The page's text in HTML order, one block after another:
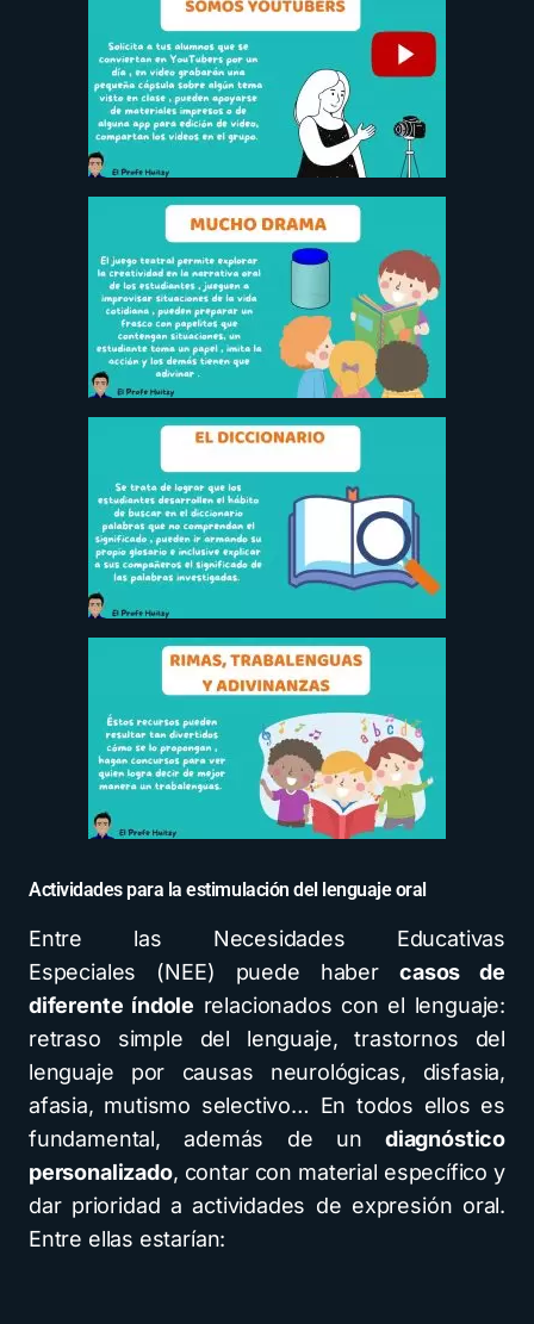
Actividades para la estimulación del lenguaje oral
Entre las Necesidades Educativas
Especiales (NEE) puede habercasos de
diferente índole relacionados con el lenguaje:
retraso simple del lenguaje, trastornos del
lenguaje por causas neurológicas, disfasia,
afasia, mutismo selectivo… En todos ellos es
fundamental, además de un diagnóstico
personalizado, contar con material específico y
dar prioridad a actividades de expresión oral.
Entre ellas estarían: